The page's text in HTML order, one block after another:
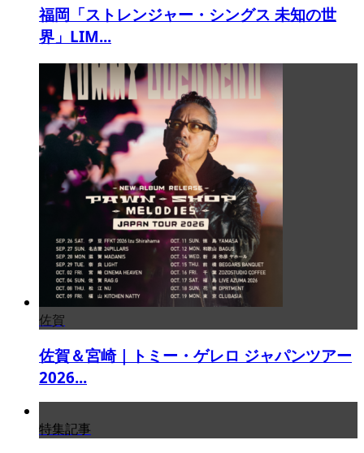
福岡「ストレンジャー・シングス 未知の世
界」LIM...
佐賀
佐賀＆宮崎｜トミー・ゲレロ ジャパンツアー
2026...
特集記事